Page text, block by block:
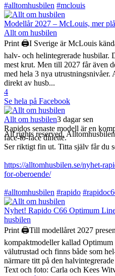
#alltomhusbilen #mclouis
Modellår 2027 – McLouis, mer
Allt om husbilen
Print 🖨I Sverige är McLouis
halv- och helintegrerade husbilar.
mest krut. Men till 2027 får även
med hela 3 nya
direkt av husb...
4
Se hela på Facebook
Allt om husbilen3 dagar sen
Rapidos senaste modell är en
face-to-face dinette.
Ser riktigt fin ut. Titta själv får du
https://alltomhusbilen.se/nyhet-
for-oberoende/
#alltomhusbilen #rapido
Nyhet! Rapido C66 Optimum
husbilen
Print 🖨Till modellåret 2027
kompaktmodeller kallad
välutrustad och finns både som
närmare titt på den
Text och foto: Carla och Kees
All rights reserved,